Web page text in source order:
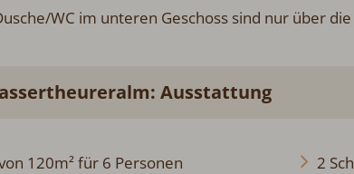
WC im unteren Geschoss sind nur über
Ausstattung
120m² für 6 Personen
2